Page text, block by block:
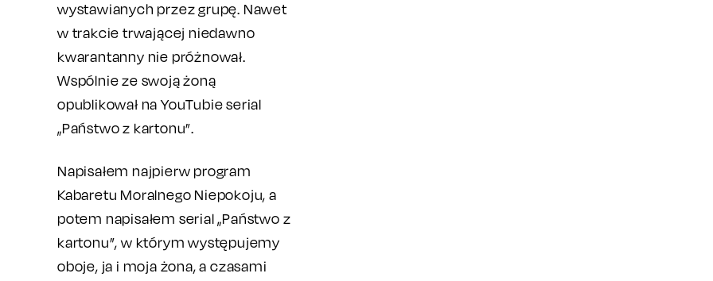
wystawianych przez grupę. Nawet
w trakcie trwającej niedawno
kwarantanny nie próżnował.
Wspólnie ze swoją żoną
opublikował na YouTubie serial
„Państwo z kartonu”.
Napisałem najpierw program
Kabaretu Moralnego Niepokoju, a
potem napisałem serial „Państwo z
kartonu”, w którym występujemy
oboje, ja i moja żona, a czasami